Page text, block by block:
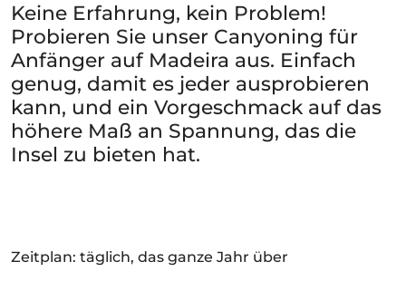
Keine Erfahrung, kein Problem!
Probieren Sie unser Canyoning für
Anfänger auf Madeira aus. Einfach
genug, damit es jeder ausprobieren
kann, und ein Vorgeschmack auf das
höhere Maß an Spannung, das die
Insel zu bieten hat.
Zeitplan: täglich, das ganze Jahr über